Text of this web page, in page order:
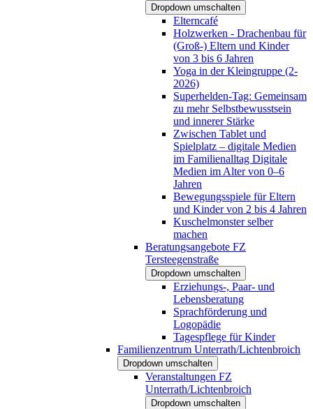
Dropdown umschalten
Elterncafé
Holzwerken - Drachenbau für
(Groß-) Eltern und Kinder
von 3 bis 6 Jahren
Yoga in der Kleingruppe (2-
2026)
Superhelden-Tag: Gemeinsam
zu mehr Selbstbewusstsein
und innerer Stärke
Zwischen Tablet und
Spielplatz – digitale Medien
im Familienalltag Digitale
Medien im Alter von 0–6
Jahren
Bewegungsspiele für Eltern
und Kinder von 2 bis 4 Jahren
Kuschelmonster selber
machen
Beratungsangebote FZ
Tersteegenstraße
Dropdown umschalten
Erziehungs-, Paar- und
Lebensberatung
Sprachförderung und
Logopädie
Tagespflege für Kinder
Familienzentrum Unterrath/Lichtenbroich
Dropdown umschalten
Veranstaltungen FZ
Unterrath/Lichtenbroich
Dropdown umschalten